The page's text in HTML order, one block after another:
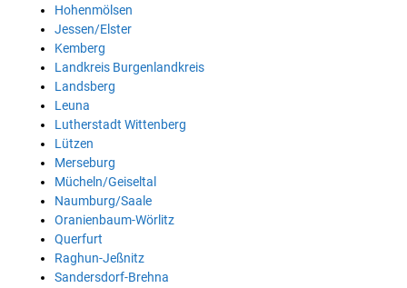
Hohenmölsen
Jessen/Elster
Kemberg
Landkreis Burgenlandkreis
Landsberg
Leuna
Lutherstadt Wittenberg
Lützen
Merseburg
Mücheln/Geiseltal
Naumburg/Saale
Oranienbaum-Wörlitz
Querfurt
Raghun-Jeßnitz
Sandersdorf-Brehna